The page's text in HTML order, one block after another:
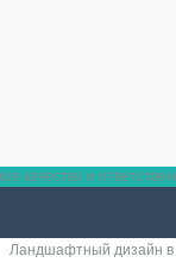
качество и
Ландшафтный дизайн